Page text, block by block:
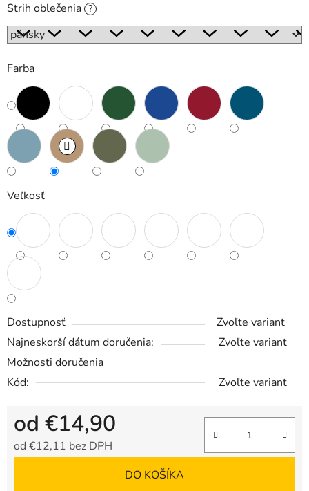
Strih oblečenia ?
Farba
Veľkosť
Dostupnosť
Zvoľte variant
Najneskorší dátum doručenia:
Zvoľte variant
Možnosti doručenia
Kód:
Zvoľte variant
od €14,90
od €12,11 bez DPH
DO KOŠÍKA